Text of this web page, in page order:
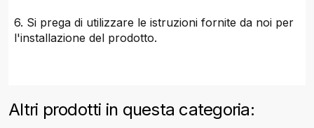
6. Si prega di utilizzare le istruzioni fornite da noi per
l'installazione del prodotto.
Altri prodotti in questa categoria: